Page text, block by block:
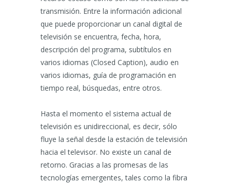
transmisión. Entre la información adicional
que puede proporcionar un canal digital de
televisión se encuentra, fecha, hora,
descripción del programa, subtítulos en
varios idiomas (Closed Caption), audio en
varios idiomas, guía de programación en
tiempo real, búsquedas, entre otros.
Hasta el momento el sistema actual de
televisión es unidireccional, es decir, sólo
fluye la señal desde la estación de televisión
hacia el televisor. No existe un canal de
retorno. Gracias a las promesas de las
tecnologías emergentes, tales como la fibra